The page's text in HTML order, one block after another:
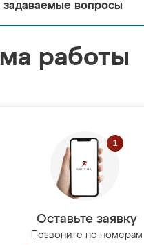
задаваемые вопросы
работы
Оставьте заявку
Позвоните по номерам